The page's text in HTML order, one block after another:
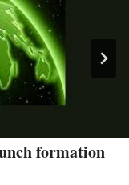
formation